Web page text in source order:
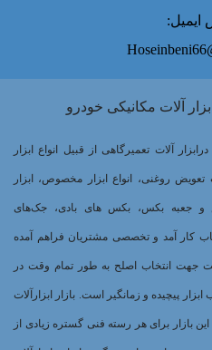
ایمیل:
آلات مکانیکی خودرو
آلات تعمیرگاهی از قبیل انواع ابزار
تعویض روغنی، انواع ابزار مخصوص، ابزار
و جعبه بکس، بکس های بادی، جک‌های
کار آمد و تخصصی مشتریان فراهم آمده
انتخاب اصلح به طور تمام وقت در
پیچیده و زمانگیر است. بازار ابزارآلات
این بازار برای هر رسته فنی گستره زیادی از